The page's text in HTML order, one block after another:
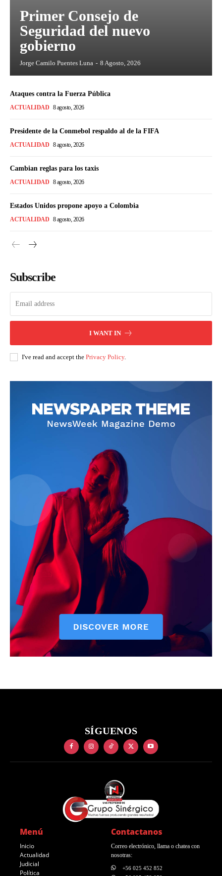
Primer Consejo de
Seguridad del nuevo
gobierno
Jorge Camilo Puentes Luna - 8 Agosto, 2026
Ataques contra la Fuerza Pública
ACTUALIDAD 8 agosto, 2026
Presidente de la Conmebol respaldo al de la FIFA
ACTUALIDAD 8 agosto, 2026
Cambian reglas para los taxis
ACTUALIDAD 8 agosto, 2026
Estados Unidos propone apoyo a Colombia
ACTUALIDAD 8 agosto, 2026
Subscribe
I WANT IN
I've read and accept the Privacy Policy.
SÍGUENOS
Menú
Inicio
Actualidad
Judicial
Política
Contactanos
Correo electrónico, llama o chatea con
nosotras:
+56 025 452 852